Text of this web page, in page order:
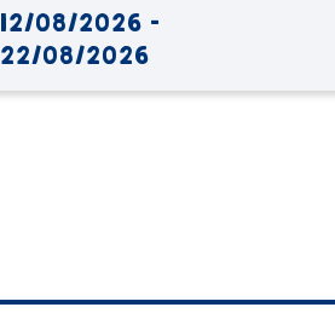
12/08/2026 -
22/08/2026